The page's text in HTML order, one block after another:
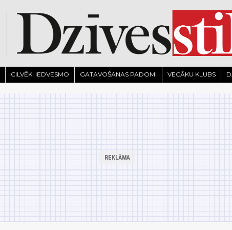
CILVĒKI IEDVESMO GATAVOŠANAS PADOMI VECĀKU KLUBS